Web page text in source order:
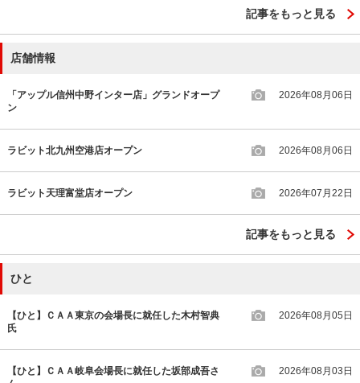
記事をもっと見る
店舗情報
「アップル信州中野インター店」グランドオープ
ン
2026年08月06日
ラビット北九州空港店オープン 2026年08月06日
ラビット天理富堂店オープン 2026年07月22日
記事をもっと見る
ひと
【ひと】ＣＡＡ東京の会場長に就任した木村智典
氏
2026年08月05日
【ひと】ＣＡＡ岐阜会場長に就任した坂部成吾さ
2026年08月03日